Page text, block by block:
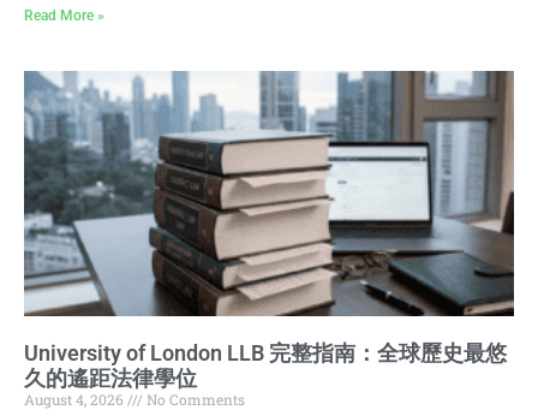
Read More »
University of London LLB 完整指南：全球歷史最悠
久的遙距法律學位
August 4, 2026
No Comments